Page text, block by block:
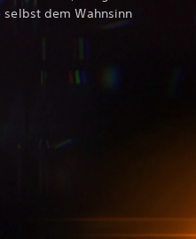
selbst dem Wahnsinn